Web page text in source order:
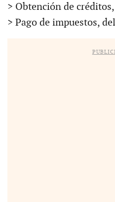
> Obtención de
> Pago de impuestos,